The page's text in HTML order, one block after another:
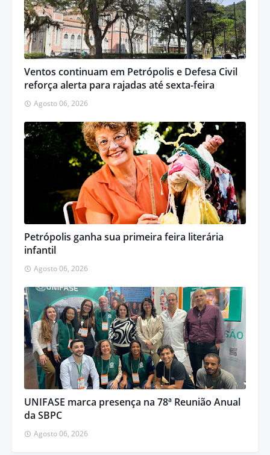
Ventos continuam em Petrópolis e Defesa Civil
reforça alerta para rajadas até sexta-feira
Agosto 06, 2026
Petrópolis ganha sua primeira feira literária
infantil
Agosto 06, 2026
UNIFASE marca presença na 78ª Reunião Anual
da SBPC
Agosto 06, 2026